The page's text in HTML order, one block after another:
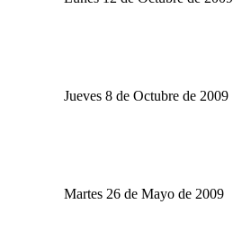
Jueves 8 de Octubre de 2009
Martes 26 de Mayo de 2009